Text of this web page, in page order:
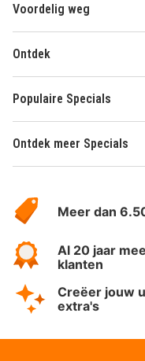
Voordelig weg
Ontdek
Populaire Specials
Ontdek meer Specials
HotelSpecials
Meer dan
Al 20 jaar
klanten
Creëer jouw
extra's